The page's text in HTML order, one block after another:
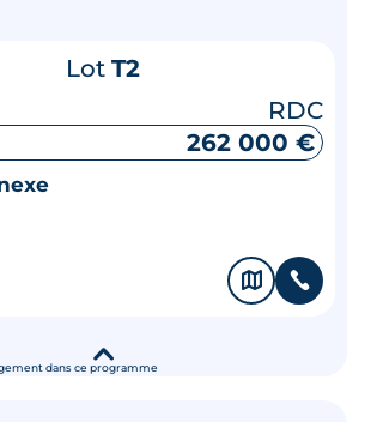
dans ce programme
Lot T2
RDC
262 000 €
🗞 📞
▾